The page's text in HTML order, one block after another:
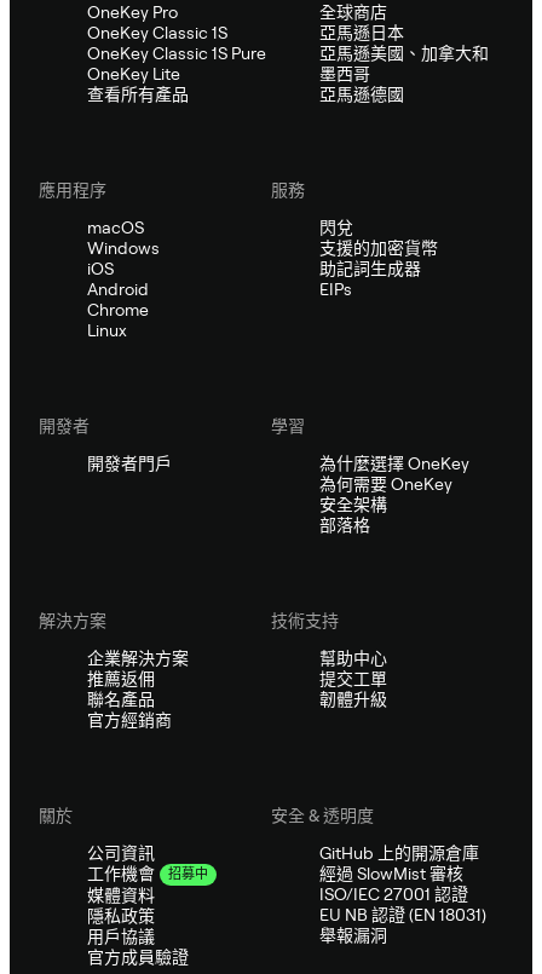
OneKey Pro
OneKey Classic 1S
OneKey Classic 1S Pure
OneKey Lite
查看所有產品
全球商店
亞馬遜日本
亞馬遜美國、加拿大和
墨西哥
亞馬遜德國
應用程序
macOS
Windows
iOS
Android
Chrome
Linux
服務
閃兌
支援的加密貨幣
助記詞生成器
EIPs
開發者
開發者門戶
學習
為什麼選擇 OneKey
為何需要 OneKey
安全架構
部落格
解決方案
企業解決方案
推薦返佣
聯名產品
官方經銷商
技術支持
幫助中心
提交工單
韌體升級
關於
公司資訊
工作機會
招募中
媒體資料
隱私政策
用戶協議
官方成員驗證
安全 & 透明度
GitHub 上的開源倉庫
經過 SlowMist 審核
ISO/IEC 27001 認證
EU NB 認證 (EN 18031)
舉報漏洞